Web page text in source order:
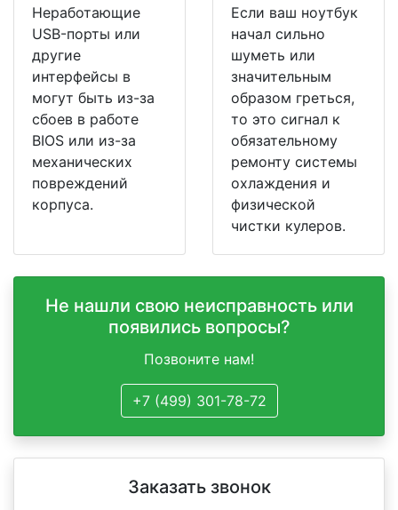
Неработающие
USB-порты или
другие
интерфейсы в
могут быть из-за
сбоев в работе
BIOS или из-за
механических
повреждений
корпуса.
Если ваш ноутбук
начал сильно
шуметь или
значительным
образом греться,
то это сигнал к
обязательному
ремонту системы
охлаждения и
физической
чистки кулеров.
Не нашли свою неисправность или
появились вопросы?
Позвоните нам!
+7 (499) 301-78-72
Заказать звонок